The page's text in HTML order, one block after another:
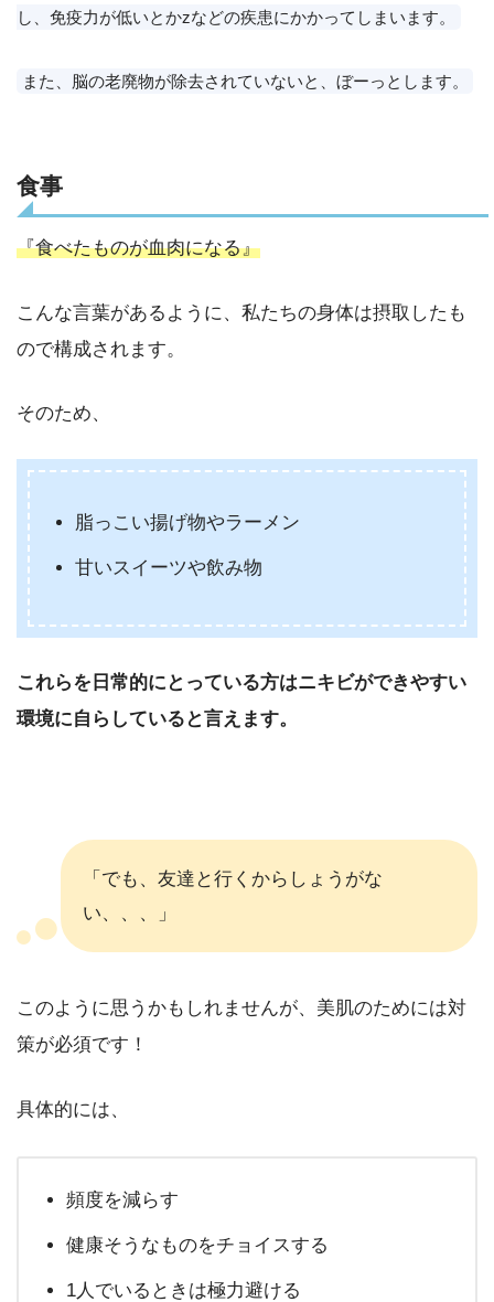
し、免疫力が低いとかzなどの疾患にかかってしまいます。
また、脳の老廃物が除去されていないと、ぼーっとします。
食事
『食べたものが血肉になる』
こんな言葉があるように、私たちの身体は摂取したも
ので構成されます。
そのため、
脂っこい揚げ物やラーメン
甘いスイーツや飲み物
これらを日常的にとっている方はニキビができやすい
環境に自らしていると言えます。
「でも、友達と行くからしょうがな
い、、、」
このように思うかもしれませんが、美肌のためには対
策が必須です！
具体的には、
頻度を減らす
健康そうなものをチョイスする
1人でいるときは極力避ける